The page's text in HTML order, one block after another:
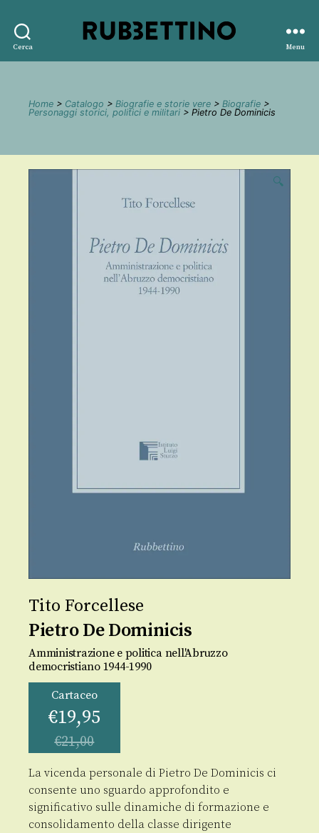
Cerca
editore
Menu
Home > Catalogo > Biografie e storie vere > Biografie >
Personaggi storici, politici e militari > Pietro De Dominicis
🔍
Tito Forcellese
Pietro De Dominicis
Amministrazione e politica nell'Abruzzo
democristiano 1944-1990
Cartaceo
€19,95
€21,00
La vicenda personale di Pietro De Dominicis ci
consente uno sguardo approfondito e
significativo sulle dinamiche di formazione e
consolidamento della classe dirigente